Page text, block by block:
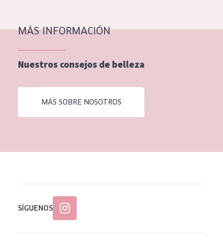
Piel normal y seca
Piel mixata o grasa
Piel madura
Piel expuesta al sol
Piel menopáusica
Todas las edades
MÁS INFORMACIÓN
Nuestros consejos de belleza
MÁS SOBRE NOSOTROS
SÍGUENOS